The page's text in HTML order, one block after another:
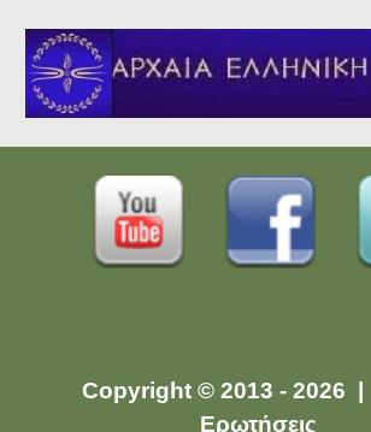
Copyright © 2013 - 2026 |
Ερωτήσεις